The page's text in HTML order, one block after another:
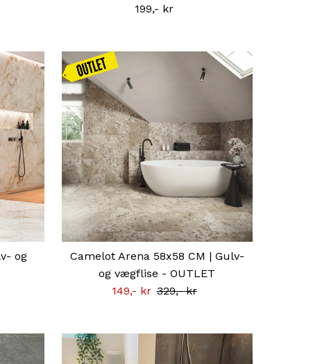
Normal
199,- kr
og
Kampagnen
gælder
frem til d.
16.08
Camelot Arena 58x58 CM | Gulv-
og vægflise - OUTLET
Tilbudsprisen
149,- kr Normal
329,- kr